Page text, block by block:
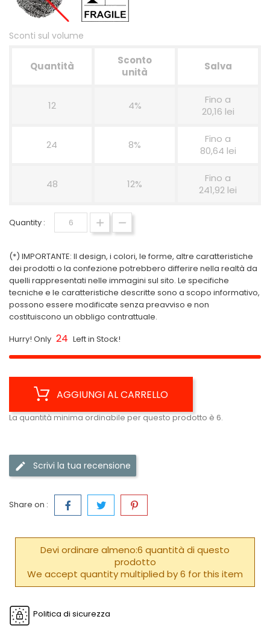
Sconti sul volume
Quantità
Sconto
unità
Salva
12 4%
Fino a
20,16 lei
24 8%
Fino a
80,64 lei
48 12%
Fino a
241,92 lei
Quantity :
(*) IMPORTANTE: Il design, i colori, le forme, altre caratteristiche
dei prodotti o la confezione potrebbero differire nella realtà da
quelli rappresentati nelle immagini sul sito. Le specifiche
tecniche e le caratteristiche descritte sono a scopo informativo,
possono essere modificate senza preavviso e non
costituiscono un obbligo contrattuale.
Hurry! Only 24 Left in Stock!
AGGIUNGI AL CARRELLO
La quantità minima ordinabile per questo prodotto è 6.
Scrivi la tua recensione
Share on :
Devi ordinare almeno:6 quantità di questo
prodotto
We accept quantity multiplied by 6 for this item
Politica di sicurezza